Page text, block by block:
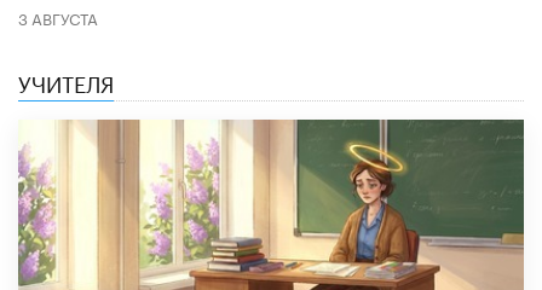
3 АВГУСТА
УЧИТЕЛЯ